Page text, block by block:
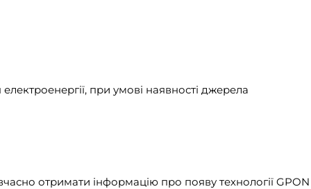
при умові наявності джерела
отримати інформацію про появу технології GPON